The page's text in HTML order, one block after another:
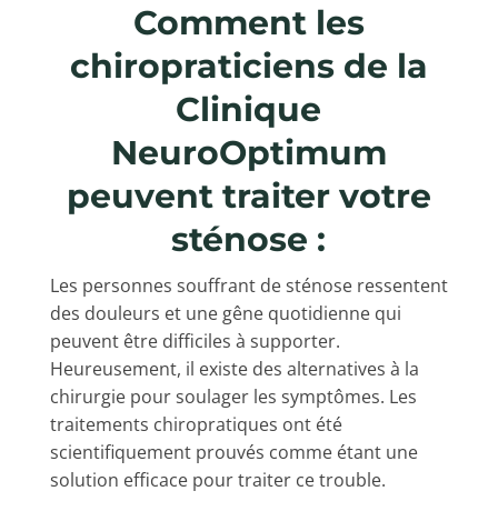
Comment les
chiropraticiens de la
Clinique
NeuroOptimum
peuvent traiter votre
sténose :
Les personnes souffrant de sténose ressentent
des douleurs et une gêne quotidienne qui
peuvent être difficiles à supporter.
Heureusement, il existe des alternatives à la
chirurgie pour soulager les symptômes. Les
traitements chiropratiques ont été
scientifiquement prouvés comme étant une
solution efficace pour traiter ce trouble.